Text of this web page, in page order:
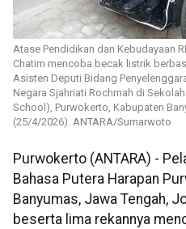
Atase Pendidikan dan Kebudayaan
Chatim mencoba becak listrik
Asisten Deputi Bidang
Negara Sjahriati Rochmah di
School), Purwokerto, Kabupaten
(25/4/2026). ANTARA/Sumarwoto
Purwokerto (ANTARA) -
Bahasa Putera Harapan
Banyumas, Jawa Tengah,
beserta lima rekannya